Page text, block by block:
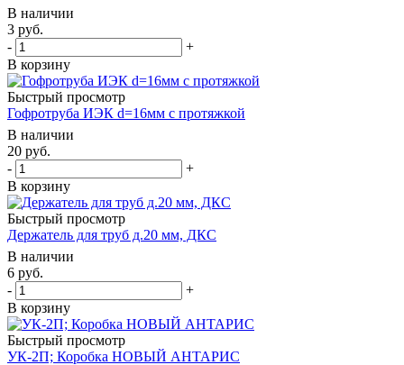
В наличии
3 руб.
-
+
В корзину
Быстрый просмотр
Гофротруба ИЭК d=16мм с протяжкой
В наличии
20 руб.
-
+
В корзину
Быстрый просмотр
Держатель для труб д.20 мм, ДКС
В наличии
6 руб.
-
+
В корзину
Быстрый просмотр
УК-2П; Коробка НОВЫЙ АНТАРИС